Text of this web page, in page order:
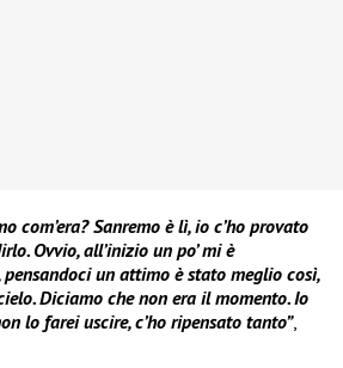
com’era? Sanremo è lì, io c’ho provato
Ovvio, all’inizio un po’ mi è
un attimo è stato meglio così,
Diciamo che non era il momento. Io
lo farei uscire, c’ho ripensato tanto”,